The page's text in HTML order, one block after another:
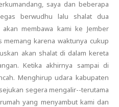
saya dan beberapa
berwudhu lalu shalat dua
membawa kami ke Jember
memang karena waktunya cukup
akan shalat di dalam kereta
Ketika akhirnya sampai di
Menghirup udara kabupaten
segera mengalir--terutama
yang menyambut kami dan